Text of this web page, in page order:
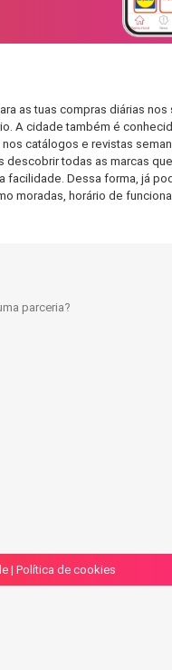
as tuas compras diárias
cidade também é
catálogos e revistas
todas as marcas
Dessa forma, já
moradas, horário de
parceria?
| Política de cookies